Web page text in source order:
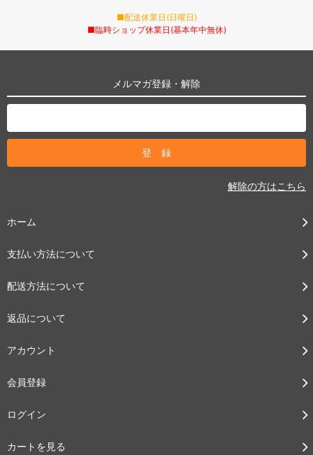
■配送休業日(日曜日)
■臨時ショップ休業日(基本年中無休)
メルマガ登録・解除
解除の方はこちら
ホーム
支払い方法について
配送方法について
返品について
アカウント
会員登録
ログイン
カートを見る